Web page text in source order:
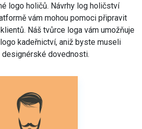
logo holičů. Návrhy log holičství
vám mohou pomoci připravit
Náš tvůrce loga vám umožňuje
kadeřnictví, aniž byste museli
dovednosti.